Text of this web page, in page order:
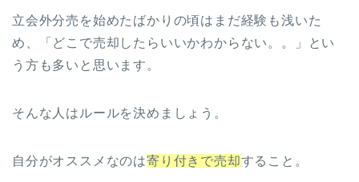
立会外分売を始めたばかりの頃はまだ経験も浅いた
め、「どこで売却したらいいかわからない。。」とい
う方も多いと思います。
そんな人はルールを決めましょう。
自分がオススメなのは寄り付きで売却すること。